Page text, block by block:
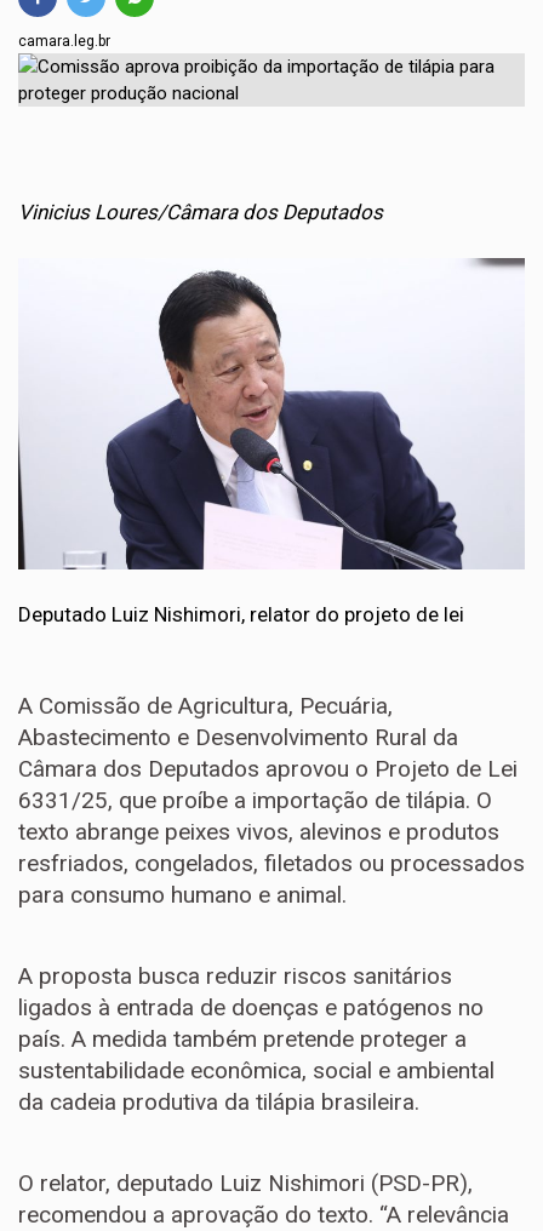
camara.leg.br
Vinicius Loures/Câmara dos Deputados
Deputado Luiz Nishimori, relator do projeto de lei
A Comissão de Agricultura, Pecuária,
Abastecimento e Desenvolvimento Rural da
Câmara dos Deputados aprovou o Projeto de Lei
6331/25, que proíbe a importação de tilápia. O
texto abrange peixes vivos, alevinos e produtos
resfriados, congelados, filetados ou processados
para consumo humano e animal.
A proposta busca reduzir riscos sanitários
ligados à entrada de doenças e patógenos no
país. A medida também pretende proteger a
sustentabilidade econômica, social e ambiental
da cadeia produtiva da tilápia brasileira.
O relator, deputado Luiz Nishimori (PSD-PR),
recomendou a aprovação do texto. “A relevância